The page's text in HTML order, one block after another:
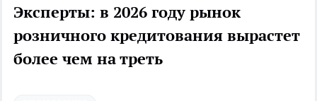
Эксперты: в 2026 году рынок
розничного кредитования вырастет
более чем на треть